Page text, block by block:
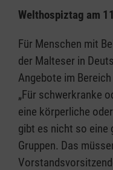
Welthospiztag am
Für Menschen mit
der Malteser in
Angebote im
„Für schwerkranke
eine körperliche
gibt es nicht so eine
Gruppen. Das